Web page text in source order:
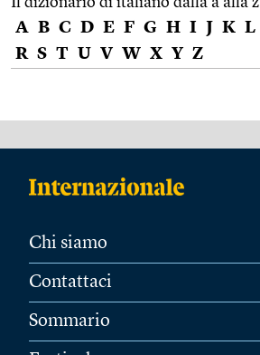
A B C D E F G H I J K L
R S T U V W X Y Z
Chi siamo
Contattaci
Sommario